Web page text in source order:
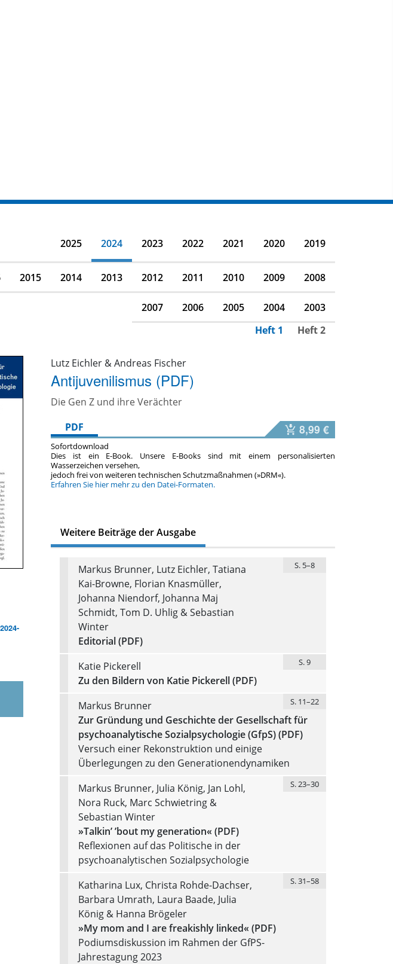
2025 2024 2023 2022 2021 2020 2019
2015 2014 2013 2012 2011 2010 2009 2008
2007 2006 2005 2004 2003
Heft 1 Heft 2
Lutz Eichler & Andreas Fischer
Antijuvenilismus (PDF)
Die Gen Z und ihre Verächter
PDF
8,99 €
Sofortdownload
Dies ist ein E-Book. Unsere E-Books sind mit einem personalisierten
Wasserzeichen versehen,
jedoch frei von weiteren technischen Schutzmaßnahmen (»DRM«).
Erfahren Sie hier mehr zu den Datei-Formaten.
Weitere Beiträge der Ausgabe
Markus Brunner, Lutz Eichler, Tatiana
Kai-Browne, Florian Knasmüller,
Johanna Niendorf, Johanna Maj
Schmidt, Tom D. Uhlig & Sebastian
Winter
S. 5–8
Editorial (PDF)
Katie Pickerell
S. 9
Zu den Bildern von Katie Pickerell (PDF)
Markus Brunner
S. 11–22
Zur Gründung und Geschichte der Gesellschaft für
psychoanalytische Sozialpsychologie (GfpS) (PDF)
Versuch einer Rekonstruktion und einige
Überlegungen zu den Generationendynamiken
Markus Brunner, Julia König, Jan Lohl,
Nora Ruck, Marc Schwietring &
Sebastian Winter
S. 23–30
»Talkin’ ’bout my generation« (PDF)
Reflexionen auf das Politische in der
psychoanalytischen Sozialpsychologie
Katharina Lux, Christa Rohde-Dachser,
Barbara Umrath, Laura Baade, Julia
König & Hanna Brögeler
S. 31–58
»My mom and I are freakishly linked« (PDF)
Podiumsdiskussion im Rahmen der GfPS-
Jahrestagung 2023